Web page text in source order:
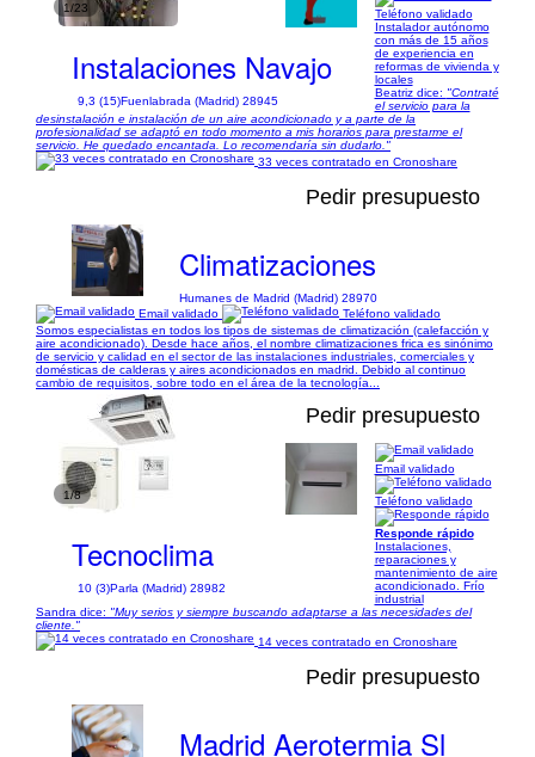
1/23
Instalaciones Navajo
9,3 (15)Fuenlabrada (Madrid) 28945
Teléfono validado
Instalador autónomo
con más de 15 años
de experiencia en
reformas de vivienda y
locales
Beatriz dice: "Contraté
el servicio para la
desinstalación e instalación de un aire acondicionado y a parte de la
profesionalidad se adaptó en todo momento a mis horarios para prestarme el
servicio. He quedado encantada. Lo recomendaría sin dudarlo."
33 veces contratado en Cronoshare
Pedir presupuesto
Climatizaciones
Humanes de Madrid (Madrid) 28970
Email validado
Teléfono validado
Somos especialistas en todos los tipos de sistemas de climatización (calefacción y
aire acondicionado). Desde hace años, el nombre climatizaciones frica es sinónimo
de servicio y calidad en el sector de las instalaciones industriales, comerciales y
domésticas de calderas y aires acondicionados en madrid. Debido al continuo
cambio de requisitos, sobre todo en el área de la tecnología...
1/8
Pedir presupuesto
Tecnoclima
10 (3)Parla (Madrid) 28982
Email validado
Teléfono validado
Responde rápido
Instalaciones,
reparaciones y
mantenimiento de aire
acondicionado. Frío
industrial
Sandra dice: "Muy serios y siempre buscando adaptarse a las necesidades del
cliente."
14 veces contratado en Cronoshare
Pedir presupuesto
Madrid Aerotermia Sl